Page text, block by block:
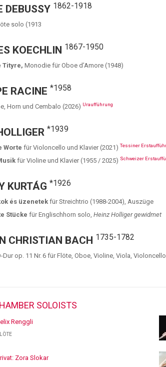
DEBUSSY 1862-1918
solo (1913
KOECHLIN 1867-1950
Tityre, Monodie für Oboe d’Amore (1948)
RACINE *1958
Horn und Cembalo (2026) Uraufführung
*1939
Worte für Violoncello und Klavier (2021) Tessiner
für Violine und Klavier (1955 / 2025) Schweizer
KURTÁG *1926
és üzenetekfür Streichtrio (1988-2004), Auszüge
Stücke für Englischhorn solo, Heinz Holliger gewidmet
CHRISTIAN BACH 1735-1782
Dur op. 11 Nr.6 für Flöte, Oboe, Violine, Viola,
SOLOISTS
Renggli
Zora Slokar